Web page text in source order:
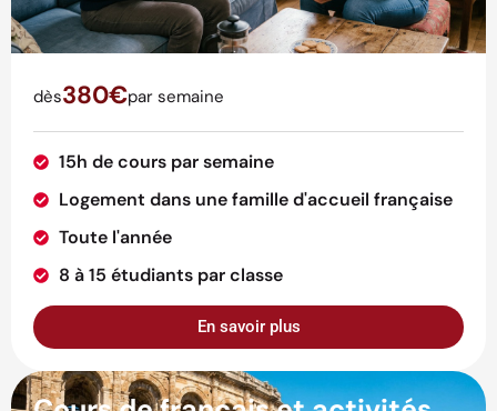
dès380€par semaine
15h de cours par semaine
Logement dans une famille d'accueil française
Toute l'année
8 à 15 étudiants par classe
En savoir plus